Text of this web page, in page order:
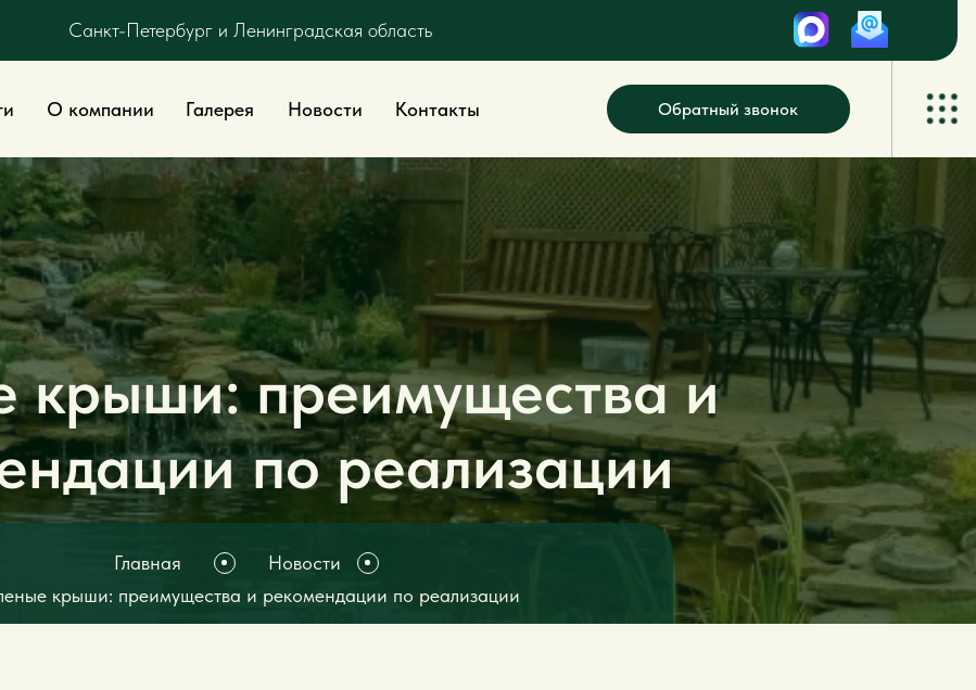
Санкт-Петербург и Ленинградская область
Обратный звонок
крыши: преимущества и
по реализации
крыши: преимущества и рекомендации по реализации
Главная Новости